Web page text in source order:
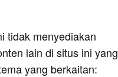
tidak menyediakan
lain di situs ini yang
yang berkaitan: